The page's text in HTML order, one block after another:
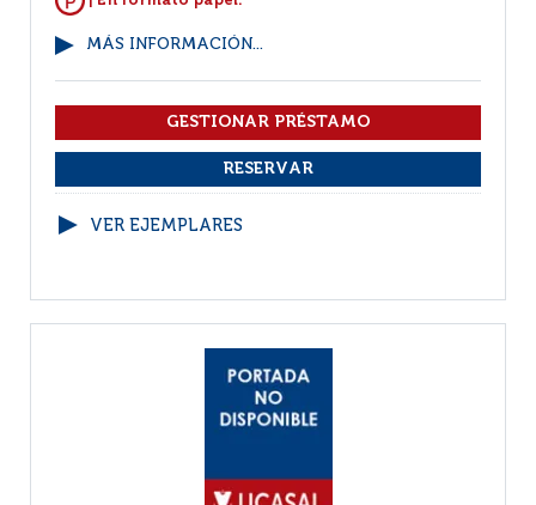
MÁS INFORMACIÓN...
VER EJEMPLARES